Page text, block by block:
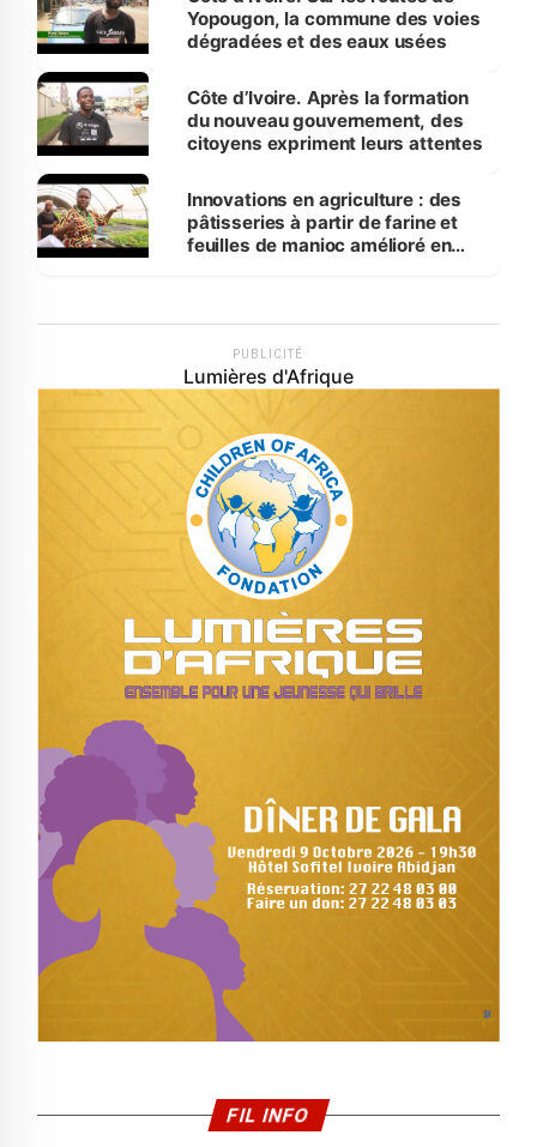
Yopougon, la commune des voies
dégradées et des eaux usées
Côte d’Ivoire. Après la formation
du nouveau gouvernement, des
citoyens expriment leurs attentes
Innovations en agriculture : des
pâtisseries à partir de farine et
feuilles de manioc amélioré en
PUBLICITÉ
Lumières d'Afrique
FIL INFO